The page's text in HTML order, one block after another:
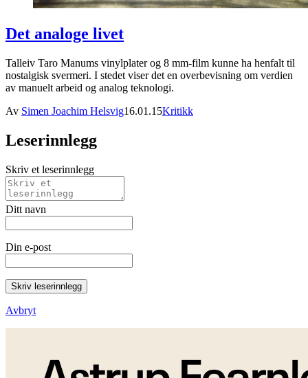
Det analoge livet
Talleiv Taro Manums vinylplater og 8 mm-film kunne ha henfalt til
nostalgisk svermeri. I stedet viser det en overbevisning om verdien
av manuelt arbeid og analog teknologi.
Av Simen Joachim Helsvig16.01.15Kritikk
Leserinnlegg
Skriv et leserinnlegg
Ditt navn
Din e-post
Skriv leserinnlegg
Avbryt